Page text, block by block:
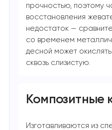
прочностью, поэтому
восстановления
недостаток —
со временем
десной может
сквозь слизистую.
Композитные
Изготавливаются из